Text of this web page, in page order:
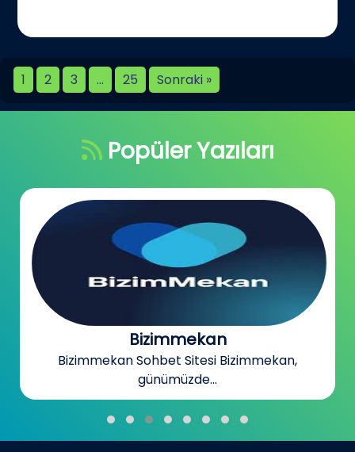
1 2 3 … 25 Sonraki »
Popüler Yazıları
Bizimmekan
Bizimmekan Sohbet Sitesi Bizimmekan,
günümüzde...